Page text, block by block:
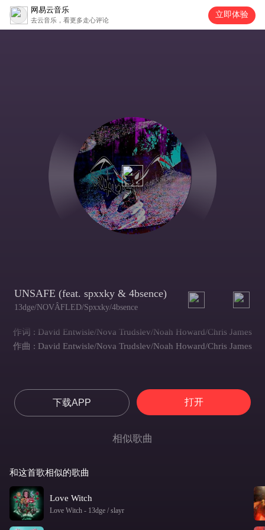
网易云音乐
去云音乐，看更多走心评论
立即体验
UNSAFE (feat. spxxky & 4bsence)
13dge/NOVÂFLED/Spxxky/4bsence
作词 : David Entwisle/Nova Trudslev/Noah Howard/Chris James
作曲 : David Entwisle/Nova Trudslev/Noah Howard/Chris James
下载APP 打开
相似歌曲
和这首歌相似的歌曲
Love Witch
Love Witch - 13dge / slayr